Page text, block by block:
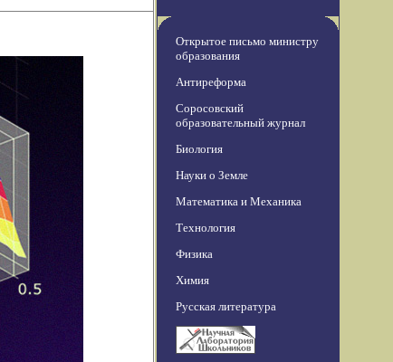
Открытое письмо министру
образования
Антиреформа
Соросовский
образовательный журнал
Биология
Науки о Земле
Математика и Механика
Технология
Физика
Химия
Русская литература